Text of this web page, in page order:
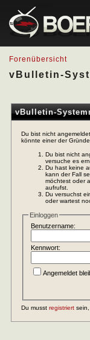
Forenübersicht
vBulletin-
vBulletin-
Du bist nicht
könnte einer der
Du bist nicht
versuche es
Du hast keine
kann der Fall
möchtest oder
aufrufst.
Du versuchst
oder wartest
Einloggen
Benutzername:
Kennwort:
Angemeldet
Du musst registriert